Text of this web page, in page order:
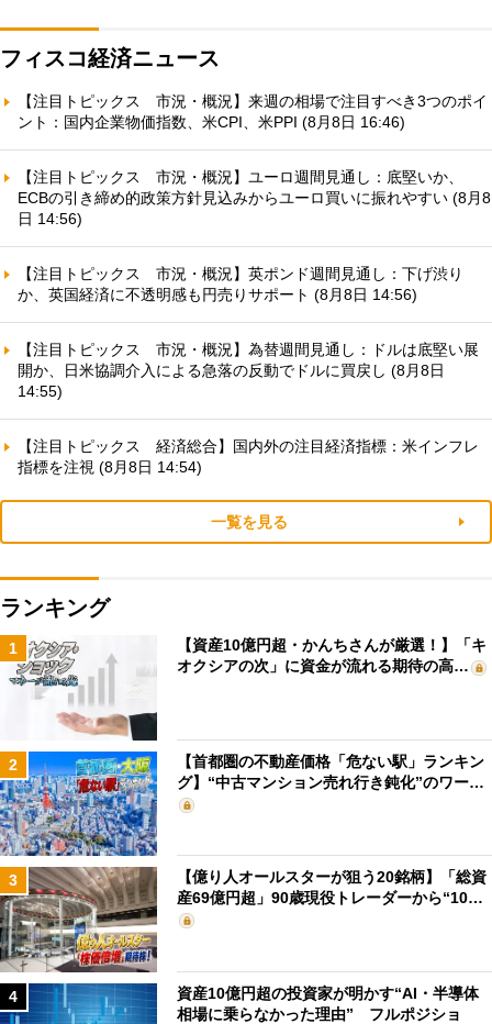
フィスコ経済ニュース
【注目トピックス 市況・概況】来週の相場で注目すべき3つのポイ
ント：国内企業物価指数、米CPI、米PPI (8月8日 16:46)
【注目トピックス 市況・概況】ユーロ週間見通し：底堅いか、
ECBの引き締め的政策方針見込みからユーロ買いに振れやすい (8月8
日 14:56)
【注目トピックス 市況・概況】英ポンド週間見通し：下げ渋り
か、英国経済に不透明感も円売りサポート (8月8日 14:56)
【注目トピックス 市況・概況】為替週間見通し：ドルは底堅い展
開か、日米協調介入による急落の反動でドルに買戻し (8月8日
14:55)
【注目トピックス 経済総合】国内外の注目経済指標：米インフレ
指標を注視 (8月8日 14:54)
一覧を見る
ランキング
1
【資産10億円超・かんちさんが厳選！】「キ
オクシアの次」に資金が流れる期待の高…
2
【首都圏の不動産価格「危ない駅」ランキン
グ】“中古マンション売れ行き鈍化”のワー…
3
【億り人オールスターが狙う20銘柄】「総資
産69億円超」90歳現役トレーダーから“10…
4
資産10億円超の投資家が明かす“AI・半導体
相場に乗らなかった理由” フルポジショ